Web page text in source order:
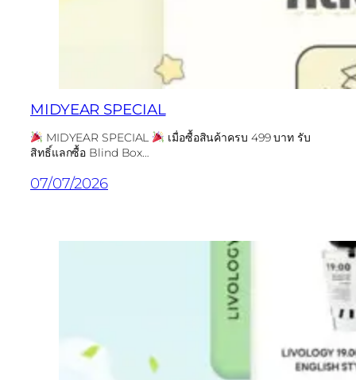
MIDYEAR SPECIAL
MIDYEAR SPECIAL
เมื่อซื้อสินค้าครบ 499 บาท รับ
สิทธิ์แลกซื้อ Blind Box…
07/07/2026